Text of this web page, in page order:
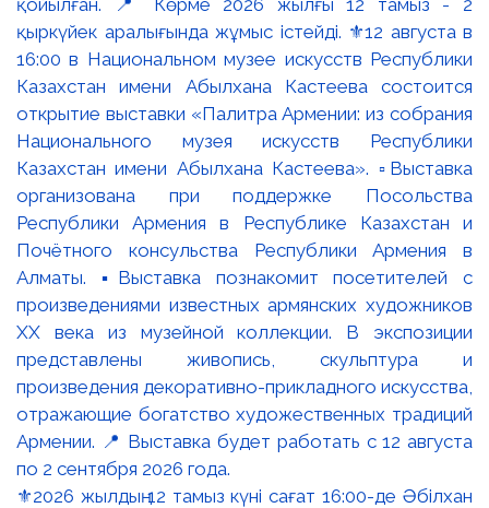
⚜️2026 жылдың 12 тамыз күні сағат 16:00-де Әбілхан